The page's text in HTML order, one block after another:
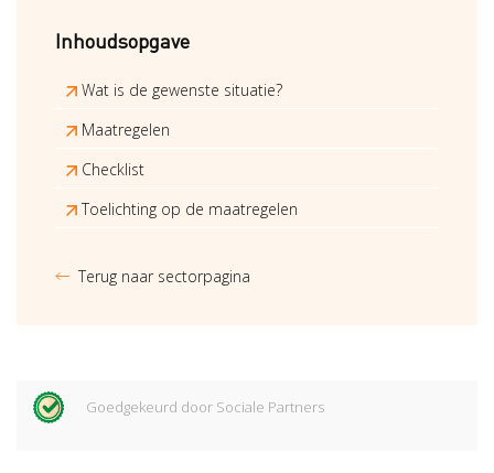
Inhoudsopgave
Wat is de gewenste situatie?
Maatregelen
Checklist
Toelichting op de maatregelen
Terug naar sectorpagina
Goedgekeurd door Sociale Partners